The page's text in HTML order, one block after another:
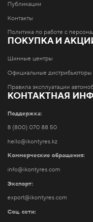
Публикации
Контакты
Политика по работе с
ПОКУПКА И
Шинные центры
Официальные дистрибьюторы
Правила эксплуатации
КОНТАКТНАЯ
Поддержка:
8 (800) 070 88 50
hello@ikontyres.kz
Коммерческие обращения:
info@ikontyres.com
Экспорт:
export@ikontyres.com
Соц. сети: